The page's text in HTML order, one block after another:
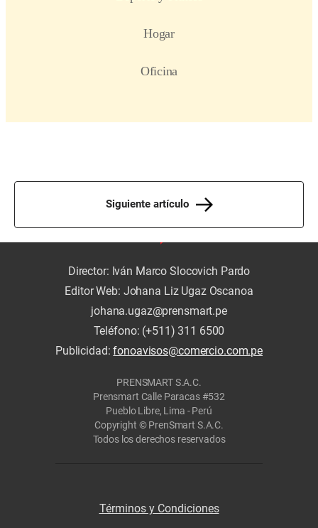
Siguiente artículo
Director: Iván Marco Slocovich Pardo
Editor Web: Johana Liz Ugaz Oscanoa
johana.ugaz@prensmart.pe
Teléfono: (+511) 311 6500
Publicidad:fonoavisos@comercio.com.pe
PRENSMART S.A.C.
Prensmart Calle Paracas #532
Pueblo Libre, Lima - Perú
Copyright © PrenSmart S.A.C.
Todos los derechos reservados
Términos y Condiciones